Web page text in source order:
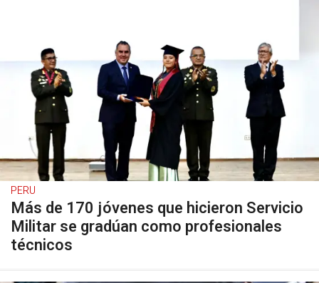
PERU
Más de 170 jóvenes que hicieron Servicio
Militar se gradúan como profesionales
técnicos